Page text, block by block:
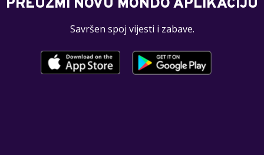
PREUZMI NOVU MONDO APLIKACIJU
Savršen spoj vijesti i zabave.